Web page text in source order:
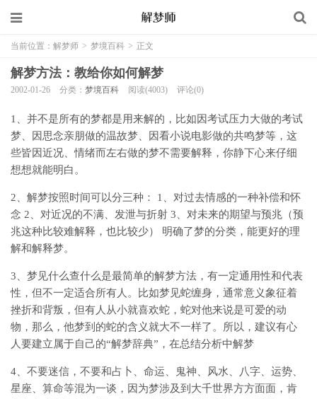
当前位置： 解梦师 > 梦境百科 > 正文
解梦方法：教给你如何解梦
2002-01-26 分类： 梦境百科 阅读(4003) 评论(0)
1、并不是所有的梦都是用来解的，比如因考试压力大做的考试
梦、因思念亲朋做的温故梦、因看小说电影做的共鸣梦等，这
些皆因近况、情绪而左右做的梦不需要解释，你静下心来仔细
想想就能明白。
2、解梦按照时间可以分三种： 1、对过去情感的一种补偿和怀
念 2、对近况的不满、发泄与折射 3、对未来的期望与预兆（预
兆这种比较难解释，也比较少） 明确了梦的分类，能更好的理
解和解释梦。
3、梦见什么查什么是最简单的解梦方法，有一定通用性和代表
性，但不一定适合所有人。比如梦见蛇缠身，通常意义象征着
挫折和背叛，但有人从小就喜欢蛇，蛇对他来说是可爱的动
物，那么，他梦到的蛇的含义就大不一样了。所以，建议有心
人要建立属于自己的“解梦辞典”，在总结分析中解梦
4、不要迷信，不要和占卜、命运、鬼神、风水、八字、运势、
星座、算命等混为一谈，因为梦涉及到大千世界方方面面，肯